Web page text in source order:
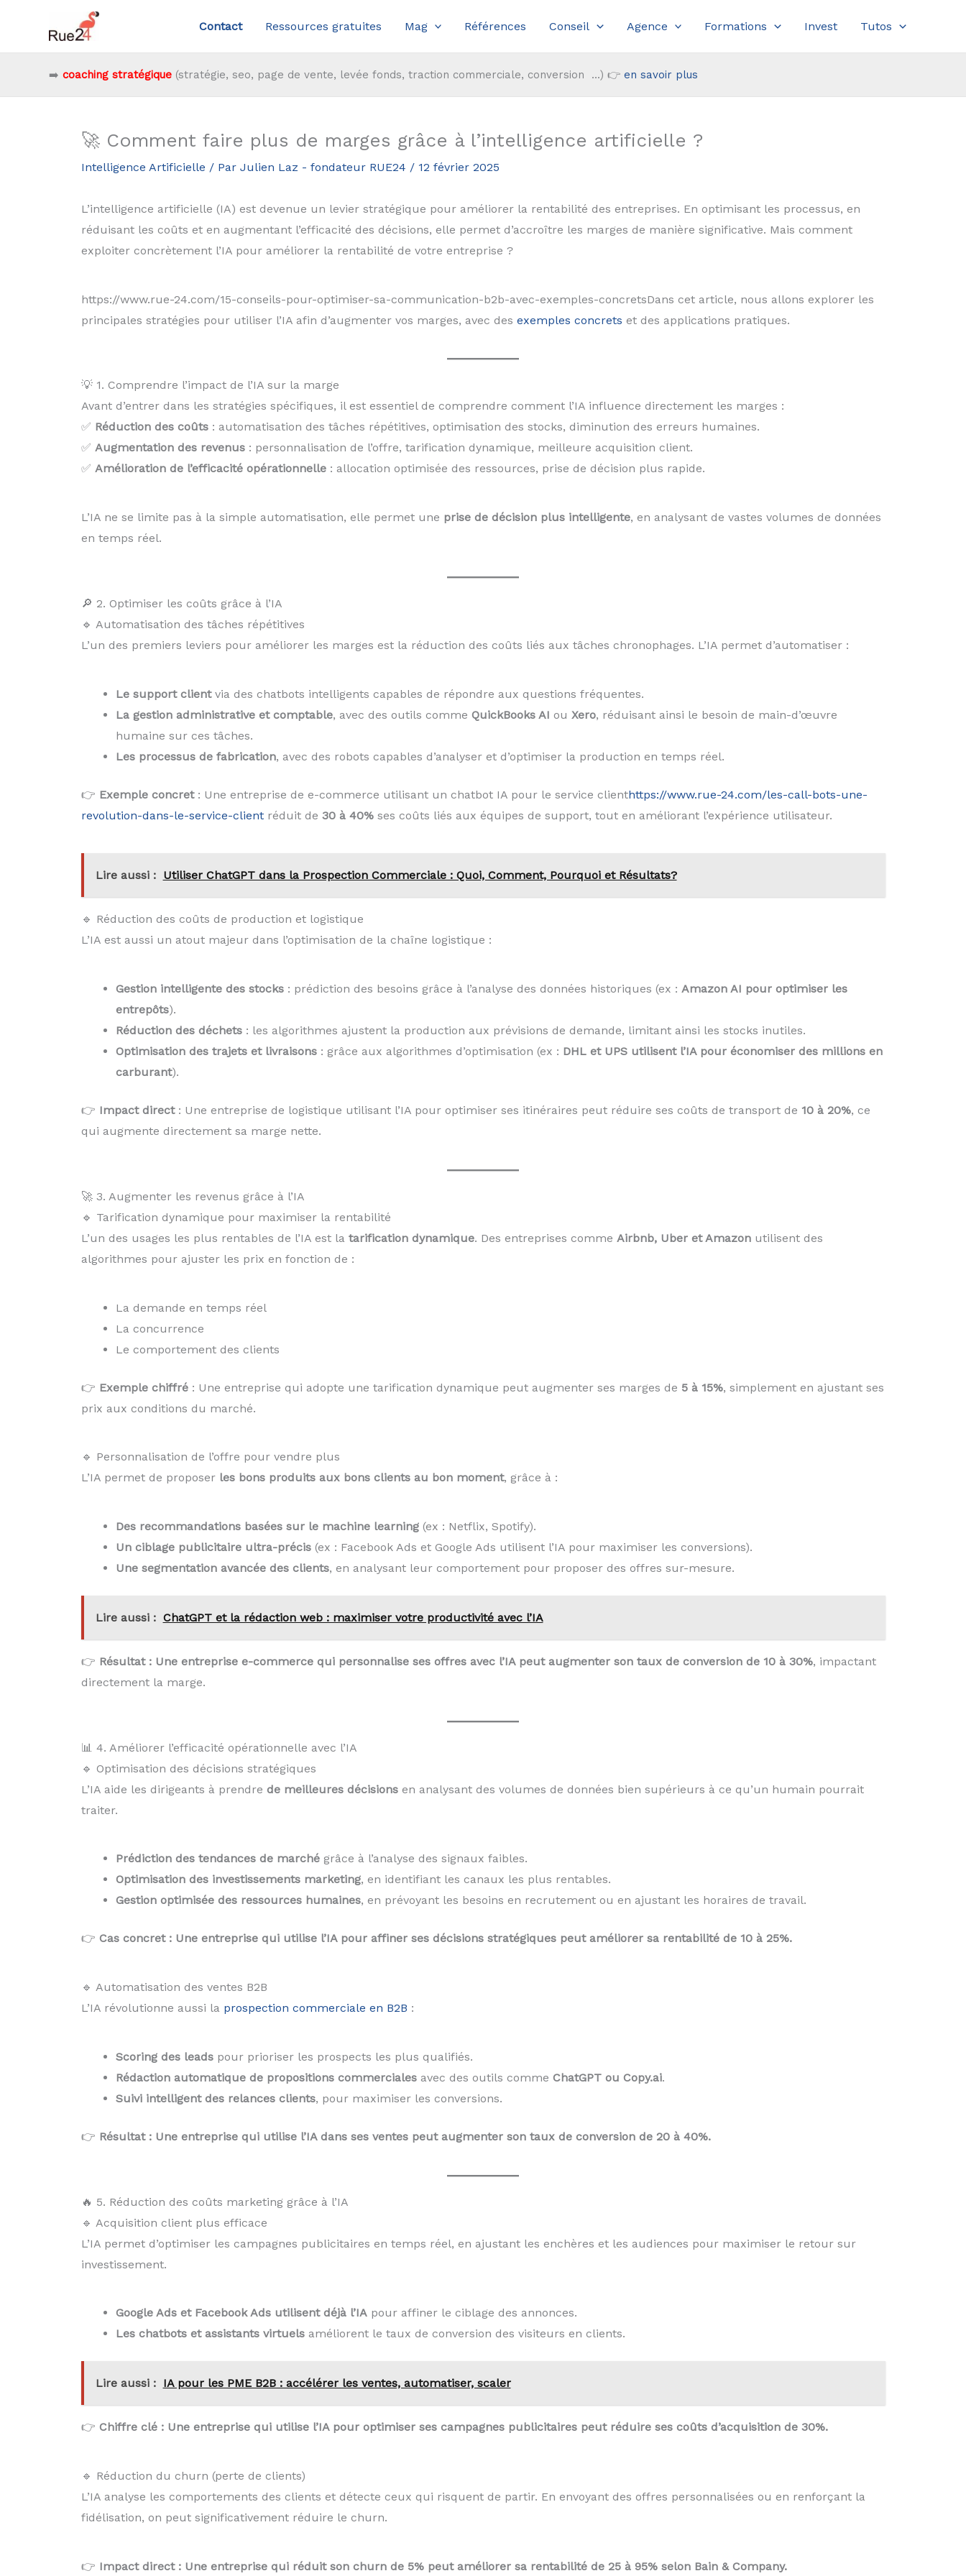
contenu
Contact Ressources gratuites Mag Références Conseil Agence Formations Invest Tutos
➡️ coaching stratégique(stratégie, seo, page de vente, levée fonds, traction commerciale, conversion ...) 👉 en savoir plus
🚀 Comment faire plus de marges grâce à l’intelligence artificielle ?
Intelligence Artificielle / Par Julien Laz - fondateur RUE24 / 12 février 2025
L’intelligence artificielle (IA) est devenue un levier stratégique pour améliorer la rentabilité des entreprises. En optimisant les processus, en
réduisant les coûts et en augmentant l’efficacité des décisions, elle permet d’accroître les marges de manière significative. Mais comment
exploiter concrètement l’IA pour améliorer la rentabilité de votre entreprise ?
https://www.rue-24.com/15-conseils-pour-optimiser-sa-communication-b2b-avec-exemples-concretsDans cet article, nous allons explorer les
principales stratégies pour utiliser l’IA afin d’augmenter vos marges, avec des exemples concrets et des applications pratiques.
💡 1. Comprendre l’impact de l’IA sur la marge
Avant d’entrer dans les stratégies spécifiques, il est essentiel de comprendre comment l’IA influence directement les marges :
✅ Réduction des coûts: automatisation des tâches répétitives, optimisation des stocks, diminution des erreurs humaines.
✅ Augmentation des revenus: personnalisation de l’offre, tarification dynamique, meilleure acquisition client.
✅ Amélioration de l’efficacité opérationnelle: allocation optimisée des ressources, prise de décision plus rapide.
L’IA ne se limite pas à la simple automatisation, elle permet une prise de décision plus intelligente, en analysant de vastes volumes de données
en temps réel.
🔎 2. Optimiser les coûts grâce à l’IA
🔹 Automatisation des tâches répétitives
L’un des premiers leviers pour améliorer les marges est la réduction des coûts liés aux tâches chronophages. L’IA permet d’automatiser :
Le support clientvia des chatbots intelligents capables de répondre aux questions fréquentes.
La gestion administrative et comptable, avec des outils comme QuickBooks AI ou Xero, réduisant ainsi le besoin de main-d’œuvre
humaine sur ces tâches.
Les processus de fabrication, avec des robots capables d’analyser et d’optimiser la production en temps réel.
👉 Exemple concret: Une entreprise de e-commerce utilisant un chatbot IA pour le service clienthttps://www.rue-24.com/les-call-bots-une-
revolution-dans-le-service-clientréduit de 30 à 40%ses coûts liés aux équipes de support, tout en améliorant l’expérience utilisateur.
Lire aussi : Utiliser ChatGPT dans la Prospection Commerciale : Quoi, Comment, Pourquoi et Résultats?
🔹 Réduction des coûts de production et logistique
L’IA est aussi un atout majeur dans l’optimisation de la chaîne logistique :
Gestion intelligente des stocks: prédiction des besoins grâce à l’analyse des données historiques (ex : Amazon AI pour optimiser les
entrepôts).
Réduction des déchets: les algorithmes ajustent la production aux prévisions de demande, limitant ainsi les stocks inutiles.
Optimisation des trajets et livraisons: grâce aux algorithmes d’optimisation (ex : DHL et UPS utilisent l’IA pour économiser des millions en
carburant).
👉 Impact direct: Une entreprise de logistique utilisant l’IA pour optimiser ses itinéraires peut réduire ses coûts de transport de 10 à 20%, ce
qui augmente directement sa marge nette.
🚀 3. Augmenter les revenus grâce à l’IA
🔹 Tarification dynamique pour maximiser la rentabilité
L’un des usages les plus rentables de l’IA est la tarification dynamique. Des entreprises comme Airbnb, Uber et Amazonutilisent des
algorithmes pour ajuster les prix en fonction de :
La demande en temps réel
La concurrence
Le comportement des clients
👉 Exemple chiffré: Une entreprise qui adopte une tarification dynamique peut augmenter ses marges de 5 à 15%, simplement en ajustant ses
prix aux conditions du marché.
🔹 Personnalisation de l’offre pour vendre plus
L’IA permet de proposer les bons produits aux bons clients au bon moment, grâce à :
Des recommandations basées sur le machine learning(ex : Netflix, Spotify).
Un ciblage publicitaire ultra-précis(ex : Facebook Ads et Google Ads utilisent l’IA pour maximiser les conversions).
Une segmentation avancée des clients, en analysant leur comportement pour proposer des offres sur-mesure.
Lire aussi : ChatGPT et la rédaction web : maximiser votre productivité avec l’IA
👉 Résultat : Une entreprise e-commerce qui personnalise ses offres avec l’IA peut augmenter son taux de conversion de 10 à 30%, impactant
directement la marge.
📊 4. Améliorer l’efficacité opérationnelle avec l’IA
🔹 Optimisation des décisions stratégiques
L’IA aide les dirigeants à prendre de meilleures décisionsen analysant des volumes de données bien supérieurs à ce qu’un humain pourrait
traiter.
Prédiction des tendances de marchégrâce à l’analyse des signaux faibles.
Optimisation des investissements marketing, en identifiant les canaux les plus rentables.
Gestion optimisée des ressources humaines, en prévoyant les besoins en recrutement ou en ajustant les horaires de travail.
👉 Cas concret : Une entreprise qui utilise l’IA pour affiner ses décisions stratégiques peut améliorer sa rentabilité de 10 à 25%.
🔹 Automatisation des ventes B2B
L’IA révolutionne aussi la prospection commerciale en B2B :
Scoring des leadspour prioriser les prospects les plus qualifiés.
Rédaction automatique de propositions commercialesavec des outils comme ChatGPT ou Copy.ai.
Suivi intelligent des relances clients, pour maximiser les conversions.
👉 Résultat : Une entreprise qui utilise l’IA dans ses ventes peut augmenter son taux de conversion de 20 à 40%.
🔥 5. Réduction des coûts marketing grâce à l’IA
🔹 Acquisition client plus efficace
L’IA permet d’optimiser les campagnes publicitaires en temps réel, en ajustant les enchères et les audiences pour maximiser le retour sur
investissement.
Google Ads et Facebook Ads utilisent déjà l’IApour affiner le ciblage des annonces.
Les chatbots et assistants virtuelsaméliorent le taux de conversion des visiteurs en clients.
Lire aussi : IA pour les PME B2B : accélérer les ventes, automatiser, scaler
👉 Chiffre clé : Une entreprise qui utilise l’IA pour optimiser ses campagnes publicitaires peut réduire ses coûts d’acquisition de 30%.
🔹 Réduction du churn (perte de clients)
L’IA analyse les comportements des clients et détecte ceux qui risquent de partir. En envoyant des offres personnalisées ou en renforçant la
fidélisation, on peut significativement réduire le churn.
👉 Impact direct : Une entreprise qui réduit son churn de 5% peut améliorer sa rentabilité de 25 à 95% selon Bain & Company.